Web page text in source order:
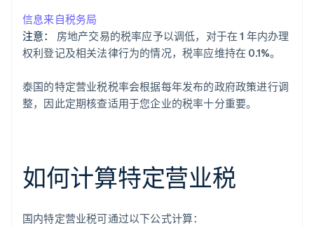
信息来自税务局
注意：
房地产交易的税率应予以调低，对于在 1 年内办理
权利登记及相关法律行为的情况，税率应维持在 0.1%。
泰国的特定营业税税率会根据每年发布的政府政策进行调
整，因此定期核查适用于您企业的税率十分重要。
如何计算特定营业税
国内特定营业税可通过以下公式计算：